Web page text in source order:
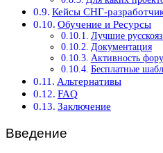
Кейсы СНГ-
Обучение и Ресурсы
Лучшие
Документация
Активность
Бесплатные
Альтернативы
FAQ
Заключение
Введение